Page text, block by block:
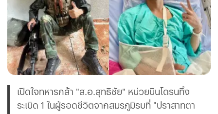
เปิดใจทหารกล้า "ส.อ.สุทธิชัย" หน่วยบินโดรนทิ้ง
ระเบิด 1 ในผู้รอดชีวิตจากสมรภูมิรบที่ "ปราสาทตา